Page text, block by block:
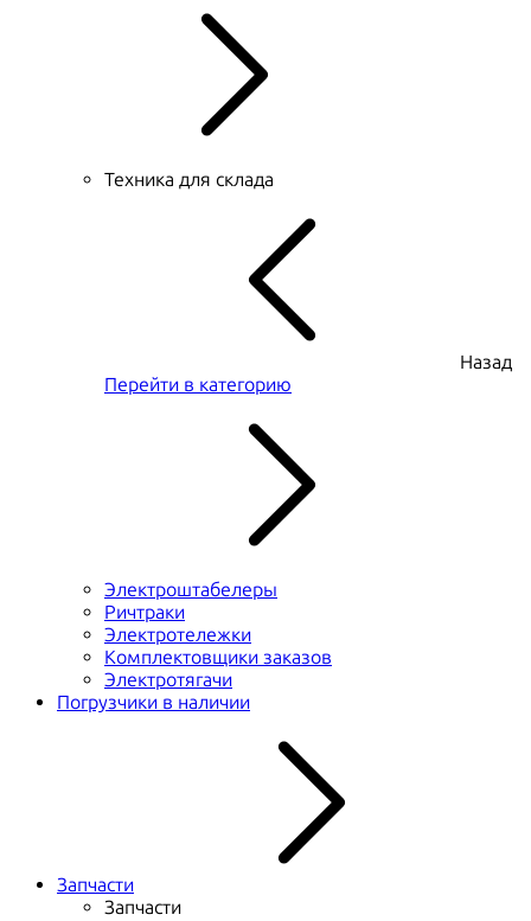
Техника для склада
Назад
Перейти в категорию
Электроштабелеры
Ричтраки
Электротележки
Комплектовщики заказов
Электротягачи
Погрузчики в наличии
Запчасти
Запчасти